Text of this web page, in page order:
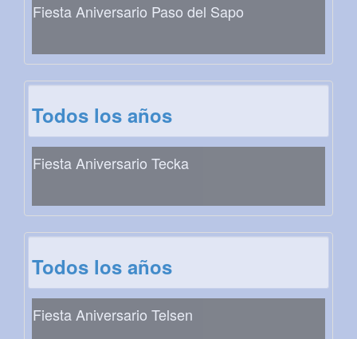
Fiesta Aniversario Paso del Sapo
Todos los años
Fiesta Aniversario Tecka
Todos los años
Fiesta Aniversario Telsen